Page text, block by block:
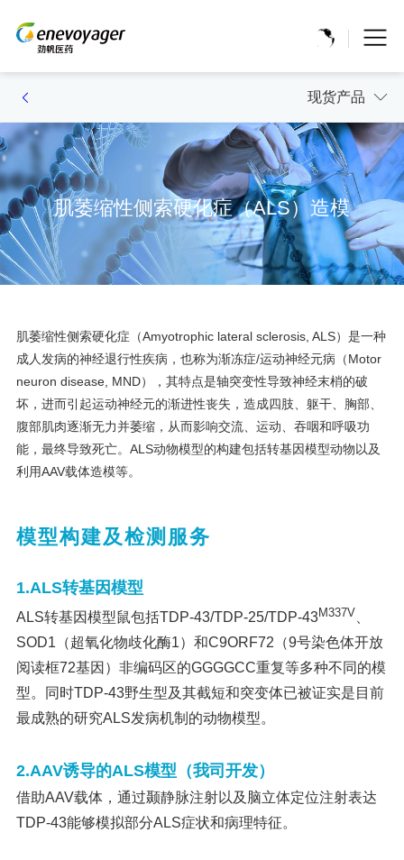
现货产品
肌萎缩性侧索硬化症（ALS）造模
肌萎缩性侧索硬化症（Amyotrophic lateral sclerosis, ALS）是一种
成人发病的神经退行性疾病，也称为渐冻症/运动神经元病（Motor
neuron disease, MND），其特点是轴突变性导致神经末梢的破
坏，进而引起运动神经元的渐进性丧失，造成四肢、躯干、胸部、
腹部肌肉逐渐无力并萎缩，从而影响交流、运动、吞咽和呼吸功
能，最终导致死亡。ALS动物模型的构建包括转基因模型动物以及
利用AAV载体造模等。
模型构建及检测服务
1.ALS转基因模型
ALS转基因模型鼠包括TDP-43/TDP-25/TDP-43M337V
SOD1（超氧化物歧化酶1）和C9ORF72（9号染色体开放
阅读框72基因）非编码区的GGGGCC重复等多种不同的模
型。同时TDP-43野生型及其截短和突变体已被证实是目前
最成熟的研究ALS发病机制的动物模型。
2.AAV诱导的ALS模型（我司开发）
借助AAV载体，通过颞静脉注射以及脑立体定位注射表达
TDP-43能够模拟部分ALS症状和病理特征。